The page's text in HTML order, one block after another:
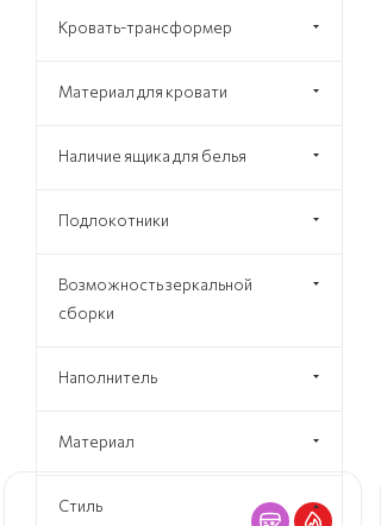
Кровать-трансформер
Материал для кровати
Наличие ящика для белья
Подлокотники
Возможность зеркальной
сборки
Наполнитель
Материал
Стиль